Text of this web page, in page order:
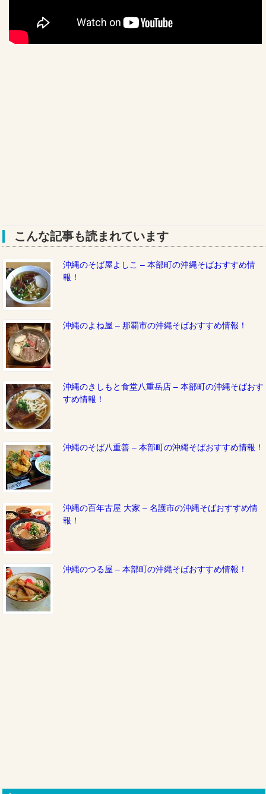
こんな記事も読まれています
沖縄のそば屋よしこ – 本部町の沖縄そばおすすめ情
報！
沖縄のよね屋 – 那覇市の沖縄そばおすすめ情報！
沖縄のきしもと食堂八重岳店 – 本部町の沖縄そばおす
すめ情報！
沖縄のそば八重善 – 本部町の沖縄そばおすすめ情報！
沖縄の百年古屋 大家 – 名護市の沖縄そばおすすめ情
報！
沖縄のつる屋 – 本部町の沖縄そばおすすめ情報！